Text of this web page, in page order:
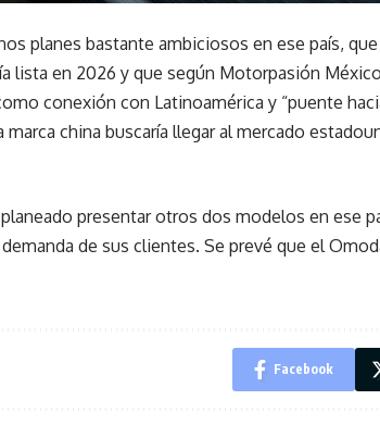
planes bastante ambiciosos en ese país,
lista en 2026 y que según Motorpasión
conexión con Latinoamérica y “puente
marca china buscaría llegar al mercado
presentar otros dos modelos en ese
de sus clientes. Se prevé que el
Facebook